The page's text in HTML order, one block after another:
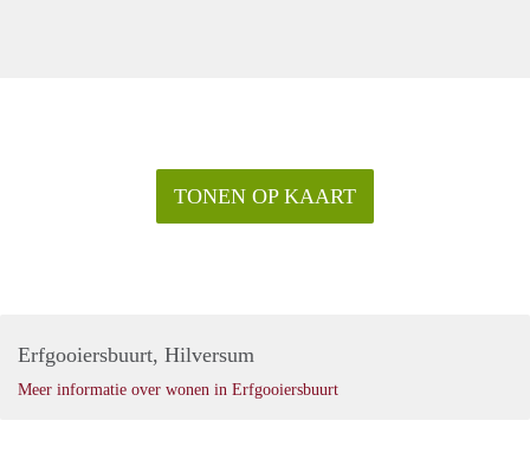
TONEN OP KAART
Erfgooiersbuurt, Hilversum
Meer informatie over wonen in Erfgooiersbuurt